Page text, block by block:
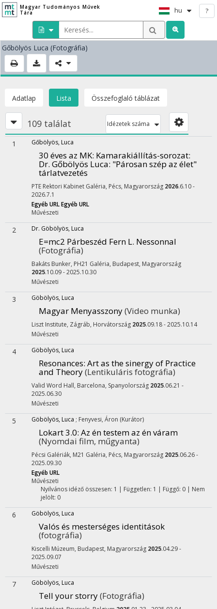
Magyar Tudományos Művek
Tára
hu ?
Gőbölyös Luca (Fotográfia)
Adatlap Lista Összefoglaló táblázat
109 találat Idézetek száma
1 Gőbölyös, Luca
30 éves az MK: Kamarakiállítás-sorozat:
Dr. Gőbölyös Luca: "Párosan szép az élet"
tárlatvezetés
PTE Rektori Kabinet Galéria, Pécs, Magyarország 2026.6.10 -
2026.7.1
Egyéb URLEgyéb URL
Művészeti
2 Dr. Göbölyös, Luca
E=mc2 Párbeszéd Fern L. Nessonnal
(Fotográfia)
Bakáts Bunker, PH21 Galéria, Budapest, Magyarország
2025.10.09 - 2025.10.30
Művészeti
3 Göbölyös, Luca
Magyar Menyasszony(Video munka)
Liszt Institute, Zágráb, Horvátország 2025.09.18 - 2025.10.14
Művészeti
4 Göbölyös, Luca
Resonances: Art as the sinergy of Practice
and Theory(Lentikuláris fotográfia)
Valid Word Hall, Barcelona, Spanyolország 2025.06.21 -
2025.06.30
Művészeti
5 Göbölyös, Luca ; Fenyvesi, Áron (Kurátor)
Lokart 3.0: Az én testem az én váram
(Nyomdai film, műgyanta)
Pécsi Galériák, M21 Galéria, Pécs, Magyarország 2025.06.26 -
2025.09.30
Egyéb URL
Művészeti
Nyilvános idéző összesen: 1 | Független: 1 | Függő: 0 | Nem
jelölt: 0
6 Göbölyös, Luca
Valós és mesterséges identitások
(fotográfia)
Kiscelli Múzeum, Budapest, Magyarország 2025.04.29 -
2025.09.07
Művészeti
7 Göbölyös, Luca
Tell your storry(Fotográfia)